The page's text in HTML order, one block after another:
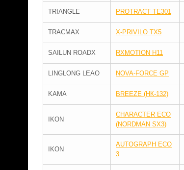
TRIANGLE PROTRACT TE301
TRACMAX X-PRIVILO TX5
SAILUN ROADX RXMOTION H11
LINGLONG LEAO NOVA-FORCE GP
KAMA BREEZE (НК-132)
IKON
CHARACTER ECO
(NORDMAN SX3)
IKON
AUTOGRAPH ECO
3